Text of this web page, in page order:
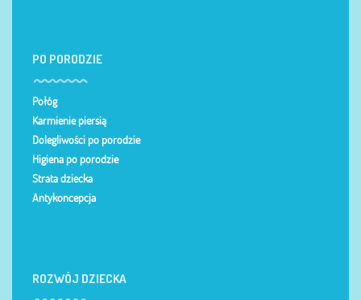
PO PORODZIE
Połóg
Karmienie piersią
Dolegliwości po porodzie
Higiena po porodzie
Strata dziecka
Antykoncepcja
ROZWÓJ DZIECKA